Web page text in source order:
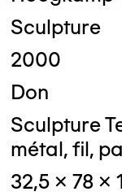
Sculpture
2000
Don
Sculpture
métal, fil,
32,5 x 78 x